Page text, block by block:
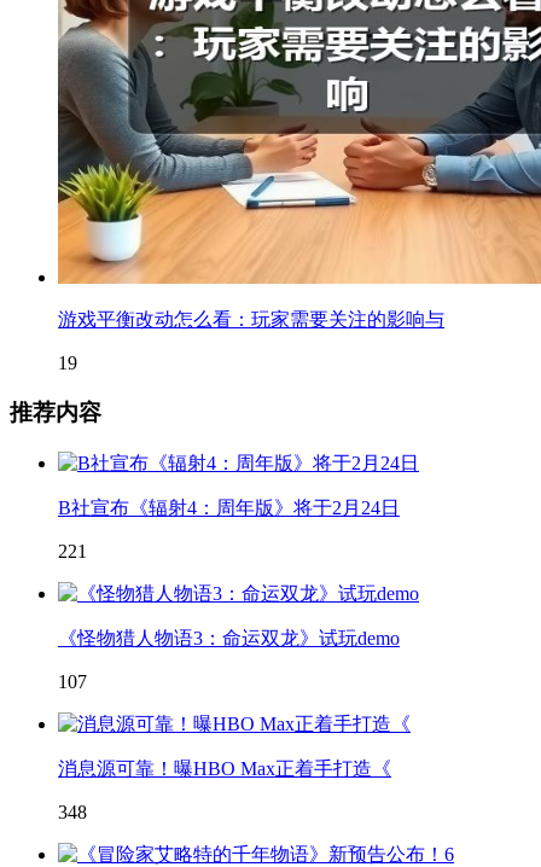
游戏平衡改动怎么看：玩家需要关注的影响与
19
推荐内容
B社宣布《辐射4：周年版》将于2月24日
221
《怪物猎人物语3：命运双龙》试玩demo
107
消息源可靠！曝HBO Max正着手打造《
348